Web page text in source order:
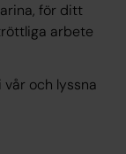
för ditt
arbete
vår och lyssna